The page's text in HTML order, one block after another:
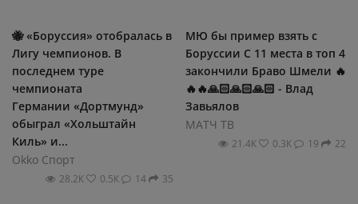
🐝 «Боруссия» отобралась в
Лигу чемпионов. В
последнем туре
чемпионата
Германии «Дортмунд»
обыграл «Хольштайн
Киль» и...
Okko Спорт
28.2К 0.5К 14 35
МЮ бы пример взять с
Боруссии С 11 места в топ 4
закончили Браво Шмели 🔥
🔥🔥🙏🏻🙏🏻🙏🏻 - Влад
Завьялов
МАТЧ ТВ
21.4К 0.3К 19 22